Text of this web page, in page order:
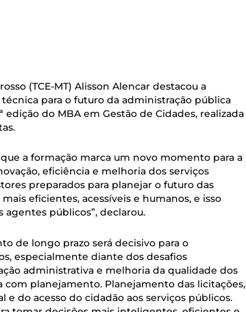
(TCE-MT) Alisson Alencar destacou a
para o futuro da administração pública
do MBA em Gestão de Cidades, realizada
a formação marca um novo momento para a
eficiência e melhoria dos serviços
preparados para planejar o futuro das
eficientes, acessíveis e humanos, e isso
públicos”, declarou.
de longo prazo será decisivo para o
especialmente diante dos desafios
administrativa e melhoria da qualidade dos
com planejamento. Planejamento das licitações,
do acesso do cidadão aos serviços públicos.